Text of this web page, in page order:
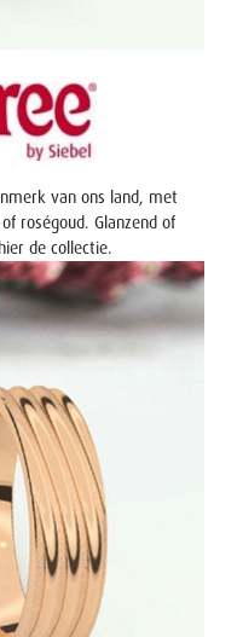
van ons land, met
roségoud. Glanzend of
de collectie.